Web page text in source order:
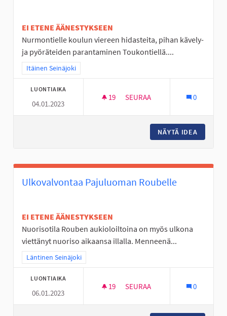
EI ETENE ÄÄNESTYKSEEN
Nurmontielle koulun viereen hidasteita, pihan kävely-
ja pyöräteiden parantaminen Toukontiellä....
Rajaa tulokset teeman mukaan: Itäinen Seinäjoki
Itäinen Seinäjoki
LUONTIAIKA
04.01.2023
19 19 SEURAAJAA
SEURAA 0
NÄYTÄ IDEA
Ulkovalvontaa Pajuluoman Roubelle
EI ETENE ÄÄNESTYKSEEN
Nuorisotila Rouben aukioloiltoina on myös ulkona
viettänyt nuoriso aikaansa illalla. Menneenä...
Rajaa tulokset teeman mukaan: Läntinen Seinäjoki
Läntinen Seinäjoki
LUONTIAIKA
06.01.2023
19 19 SEURAAJAA
SEURAA 0